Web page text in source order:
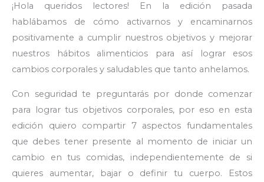
¡Hola queridos lectores! En la edición pasada
hablábamos de cómo activarnos y encaminarnos
positivamente a cumplir nuestros objetivos y mejorar
nuestros hábitos alimenticios para así lograr esos
cambios corporales y saludables que tanto anhelamos.
Con seguridad te preguntarás por donde comenzar
para lograr tus objetivos corporales, por eso en esta
edición quiero compartir 7 aspectos fundamentales
que debes tener presente al momento de iniciar un
cambio en tus comidas, independientemente de si
quieres aumentar, bajar o definir tu cuerpo. Estos